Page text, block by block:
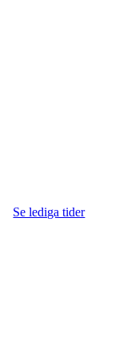
Se lediga tider